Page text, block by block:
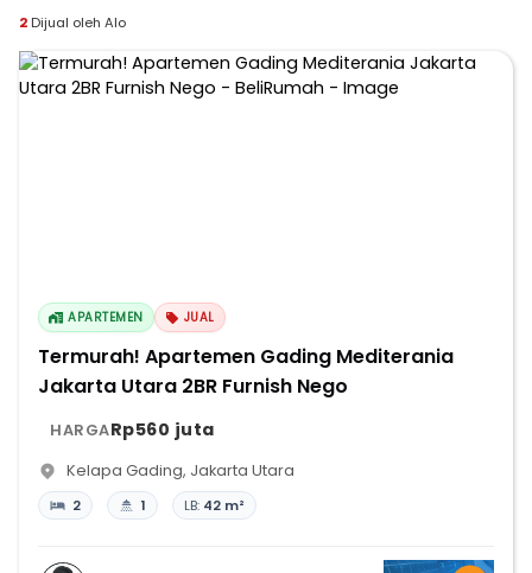
2 Dijual oleh Alo
APARTEMEN JUAL
Termurah! Apartemen Gading Mediterania
Jakarta Utara 2BR Furnish Nego
HARGARp560 juta
Kelapa Gading, Jakarta Utara
2 1 LB: 42 m²